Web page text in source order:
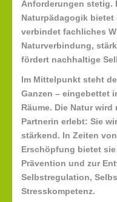
Anforderungen stetig.
Naturpädagogik bietet
verbindet fachliches
Naturverbindung,
fördert nachhaltige
Im Mittelpunkt steht
Ganzen – eingebettet
Räume. Die Natur
Partnerin erlebt: Sie
stärkend. In Zeiten
Erschöpfung bietet
Prävention und zur
Selbstregulation,
Stresskompetenz.